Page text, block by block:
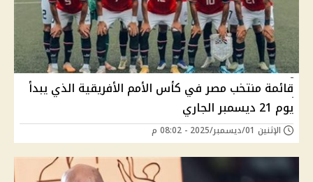
قائمة منتخب مصر في كأس الأمم الأفريقية الذي يبدأ
يوم 21 ديسمبر الجاري
الإثنين 01/ديسمبر/2025 - 08:02 م